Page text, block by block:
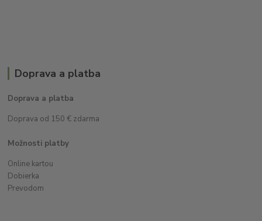
Doprava a platba
Doprava a platba
Doprava od 150 € zdarma
Možnosti platby
Online kartou
Dobierka
Prevodom